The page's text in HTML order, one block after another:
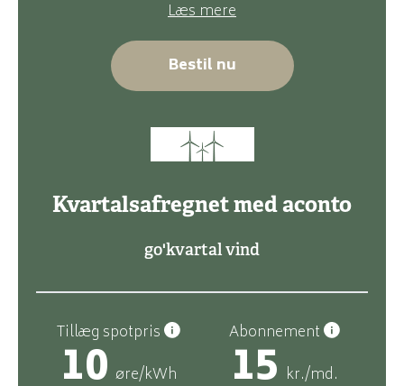
Læs mere
Bestil nu
Kvartalsafregnet med aconto
go'kvartal vind
Tillæg spotpris
10 øre/kWh
Abonnement
15 kr./md.